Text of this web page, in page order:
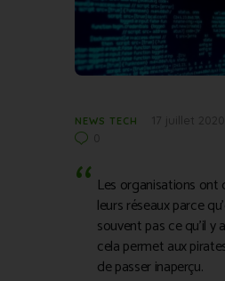
NEWS TECH
Les organisations ont
leurs réseaux parce
souvent pas ce qu’il
cela permet aux
de passer inaperçu.